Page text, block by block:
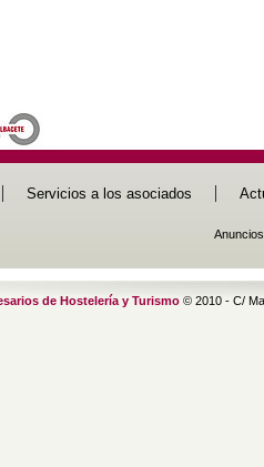
Servicios a los asociados
de Hostelería y Turismo © 2010 - C/